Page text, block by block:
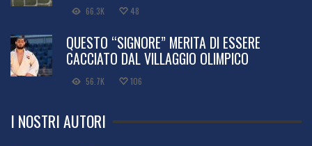
66.3K 48
QUESTO “SIGNORE” MERITA DI ESSERE
CACCIATO DAL VILLAGGIO OLIMPICO
56.7K 106
I NOSTRI AUTORI